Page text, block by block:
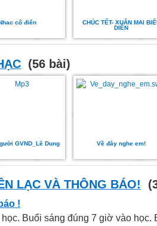
cổ điển
CHÚC TẾT- XUÂN MAI
DIỄN
(56 bài)
GVND_Lê Dung Về đây nghe em!
LẠC VÀ THÔNG BÁO!
!
Buổi sáng đúng 7 giờ vào học.